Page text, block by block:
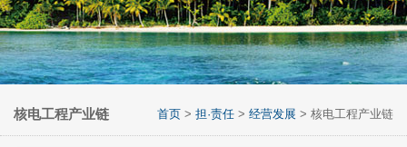
首页 > 担·责任 > 经营发展 > 核电工程产业链
核电工程产业链